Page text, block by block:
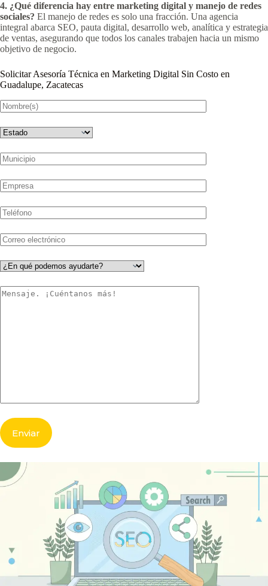
4. ¿Qué diferencia hay entre marketing digital y manejo de redes
sociales? El manejo de redes es solo una fracción. Una agencia
integral abarca SEO, pauta digital, desarrollo web, analítica y estrategia
de ventas, asegurando que todos los canales trabajen hacia un mismo
objetivo de negocio.
Solicitar Asesoría Técnica en Marketing Digital Sin Costo en
Guadalupe, Zacatecas